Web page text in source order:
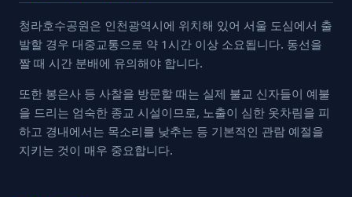
청라호수공원은 인천광역시에 위치해 있어 서울 도심에서 출
발할 경우 대중교통으로 약 1시간 이상 소요됩니다. 동선을
짤 때 시간 분배에 유의해야 합니다.
또한 봉은사 등 사찰을 방문할 때는 실제 불교 신자들이 예불
을 드리는 엄숙한 종교 시설이므로, 노출이 심한 옷차림을 피
하고 경내에서는 목소리를 낮추는 등 기본적인 관람 예절을
지키는 것이 매우 중요합니다.